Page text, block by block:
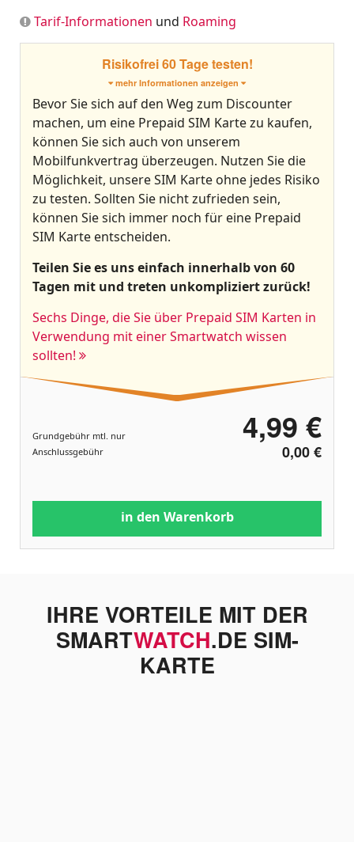
Tarif-Informationen und Roaming
Risikofrei 60 Tage testen!
mehr Informationen anzeigen
Bevor Sie sich auf den Weg zum Discounter
machen, um eine Prepaid SIM Karte zu kaufen,
können Sie sich auch von unserem
Mobilfunkvertrag überzeugen. Nutzen Sie die
Möglichkeit, unsere SIM Karte ohne jedes Risiko
zu testen. Sollten Sie nicht zufrieden sein,
können Sie sich immer noch für eine Prepaid
SIM Karte entscheiden.
Teilen Sie es uns einfach innerhalb von 60
Tagen mit und treten unkompliziert zurück!
Sechs Dinge, die Sie über Prepaid SIM Karten in
Verwendung mit einer Smartwatch wissen
sollten!
Grundgebühr mtl. nur 4,99 €
Anschlussgebühr 0,00 €
in den Warenkorb
IHRE VORTEILE MIT DER
SMARTWATCH.DE SIM-
KARTE